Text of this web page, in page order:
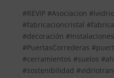
#REVIP #Asociacion
#fabricacioncristal
#decoración
#PuertasCorrederas
#cerramientos #suelos
#sostenibilidad